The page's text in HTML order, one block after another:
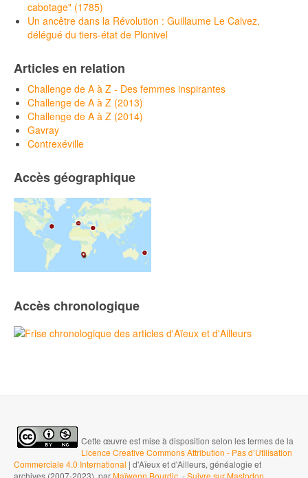
cabotage" (1785)
Un ancêtre dans la Révolution : Guillaume Le Calvez,
délégué du tiers-état de Plonivel
Articles en relation
Challenge de A à Z - Des femmes inspirantes
Challenge de A à Z (2013)
Challenge de A à Z (2014)
Gavray
Contrexéville
Accès géographique
Accès chronologique
Cette œuvre est mise à disposition selon les termes de la
Licence Creative Commons Attribution - Pas d’Utilisation
Commerciale 4.0 International | d'Aïeux et d'Ailleurs, généalogie et
archives (2007-2023), parMaïwenn Bourdic -Suivre sur Mastodon